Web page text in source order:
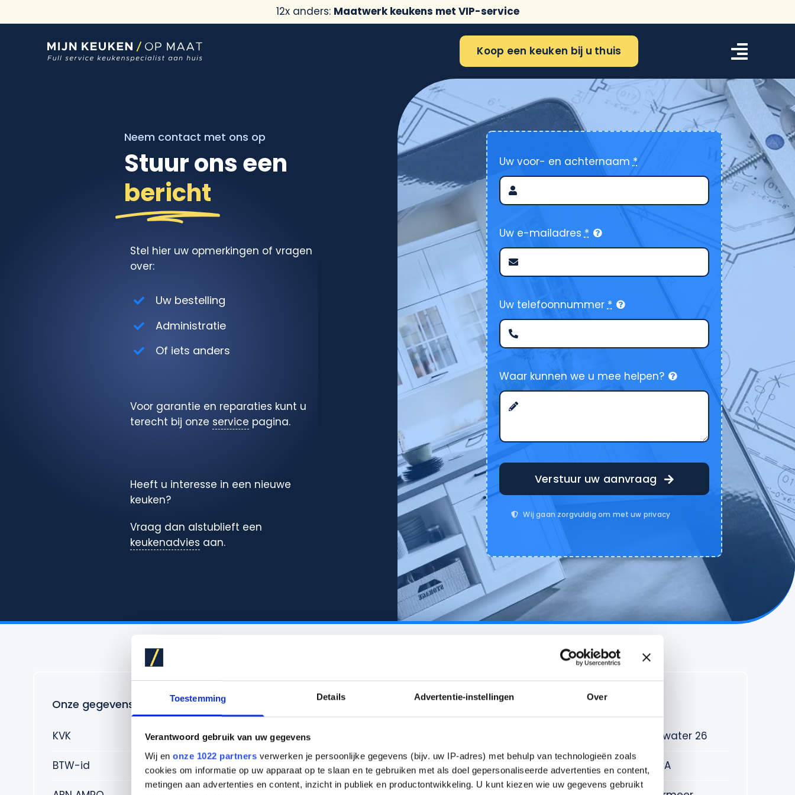
Toestemming Details Advertentie-instellingen Over
Verantwoord gebruik van uw gegevens
Wij en onze 1022 partners verwerken je persoonlijke gegevens (bijv. uw IP-adres) met behulp van technologieën zoals
cookies om informatie op uw apparaat op te slaan en te gebruiken met als doel gepersonaliseerde advertenties en content,
metingen aan advertenties en content, inzicht in publiek en productontwikkeling. U kunt kiezen wie uw gegevens gebruikt
12x anders: Maatwerk keukens met VIP-service
Koop een keuken bij u thuis
Neem contact met ons op
Stuur ons een
bericht
Stel hier uw opmerkingen of vragen
over:
Uw bestelling
Administratie
Of iets anders
Voor garantie en reparaties kunt u
terecht bij onze service pagina.
Heeft u interesse in een nieuwe
keuken?
Vraag dan alstublieft een
keukenadvies aan.
Uw voor- en achternaam*
Uw e-mailadres*
Uw telefoonnummer*
Waar kunnen we u mee helpen?
Verstuur uw aanvraag
Wij gaan zorgvuldig om met uw privacy
Onze gegevens
KVK 85808059
BTW-id NL863749537B01
Wij bellen u
plaats van een telefonist.
En dat merkt u ook in de prijs van
uw keuken.
Kantooradres
Bredewater 26
Postcode 2715 CA